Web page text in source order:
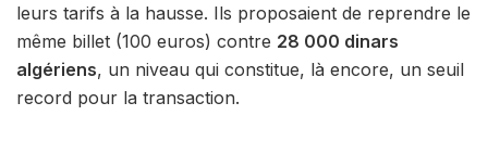
leurs tarifs à la hausse. Ils proposaient de reprendre le
même billet (100 euros) contre 28 000 dinars
algériens, un niveau qui constitue, là encore, un seuil
record pour la transaction.